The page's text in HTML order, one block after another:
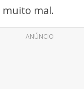
mal.
ANÚNCIO